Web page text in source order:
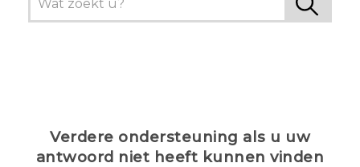
Verdere ondersteuning als u uw
antwoord niet heeft kunnen vinden